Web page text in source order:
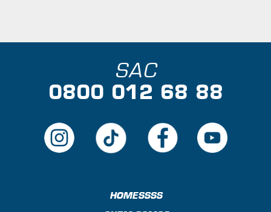
SAC
0800 012 68 88
HOMESSSS